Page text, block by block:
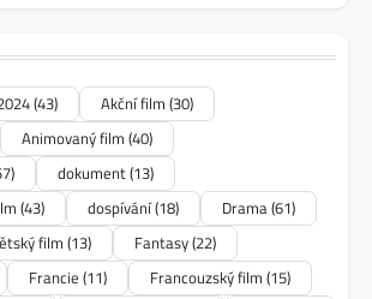
(43) Akční film (30)
Animovaný film (40)
dokument(13)
(43) dospívání(18) Drama(61)
film(13) Fantasy(22)
Francie (11) Francouzský film (15)